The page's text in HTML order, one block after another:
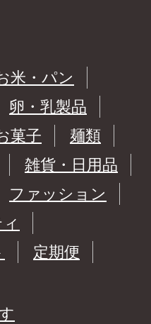
米・パン
卵・乳製品
菓子
麺類
雑貨・日用品
ファッション
定期便